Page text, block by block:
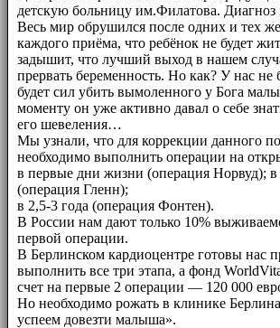
детскую больницу им.Филатова. Диагноз
Весь мир обрушился после одних и тех
каждого приёма, что ребёнок не будет
задышит, что лучший выход в нашем
прервать беременность. Но как? У нас не
будет сил убить вымоленного у Бога
моменту он уже активно давал о себе
его шевеления…
Мы узнали, что для коррекции данного
необходимо выполнить операции на
в первые дни жизни (операция Норвуд); в
(операция Гленн);
в 2,5-3 года (операция Фонтен).
В России нам дают только 10%
первой операции.
В Берлинском кардиоцентре готовы нас
выполнить все три этапа, а фонд
счет на первые 2 операции — 120 000
Но необходимо рожать в клинике
успеем довезти малыша».